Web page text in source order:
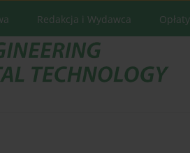
Redakcja i Wydawca